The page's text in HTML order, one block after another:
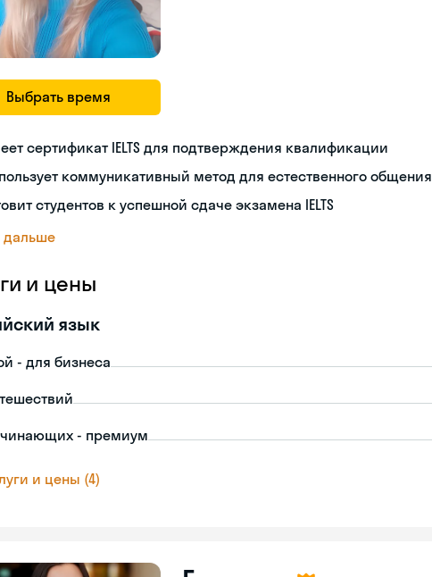
Выбрать время
сертификат IELTS для подтверждения квалификации
коммуникативный метод для естественного общения
студентов к успешной сдаче экзамена IELTS
дальше
и цены
язык
- для бизнеса
- премиум
и цены (4)